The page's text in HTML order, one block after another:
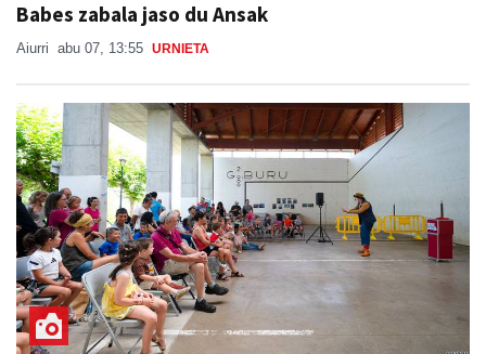
Babes zabala jaso du Ansak
Aiurri abu 07, 13:55 URNIETA